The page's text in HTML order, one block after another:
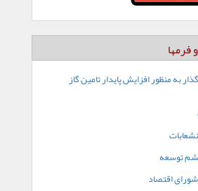
فرمها
به منظور افزایش پایدار تامین گاز
توسعه
اقتصاد